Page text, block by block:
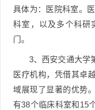
具体为：医院科室。
科室，以及多个科研
门。
3、西安交通大学
医疗机构，凭借其卓
域展现了显著的优势
有38个临床科室和15